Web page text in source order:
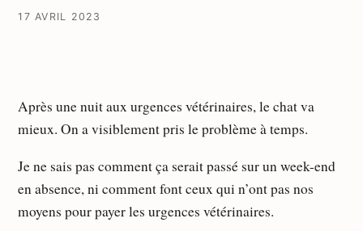
17 AVRIL 2023
Après une nuit aux urgences vétérinaires, le chat va
mieux. On a visiblement pris le problème à temps.
Je ne sais pas comment ça serait passé sur un week-end
en absence, ni comment font ceux qui n’ont pas nos
moyens pour payer les urgences vétérinaires.